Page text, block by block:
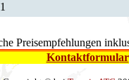
Preisempfehlungen
Kontaktformular